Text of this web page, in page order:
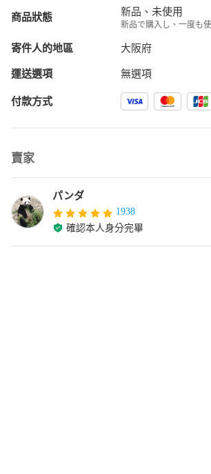
商品狀態 新品、未使用
新品で購入し、一度も
寄件人的地區 大阪府
運送選項 無選項
付款方式
賣家
パンダ
1938
確認本人身分完畢